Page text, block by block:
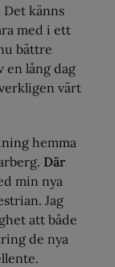
Det känns
med i ett
bättre
en lång dag
värt
hemma
Där
min nya
Jag
att både
de nya